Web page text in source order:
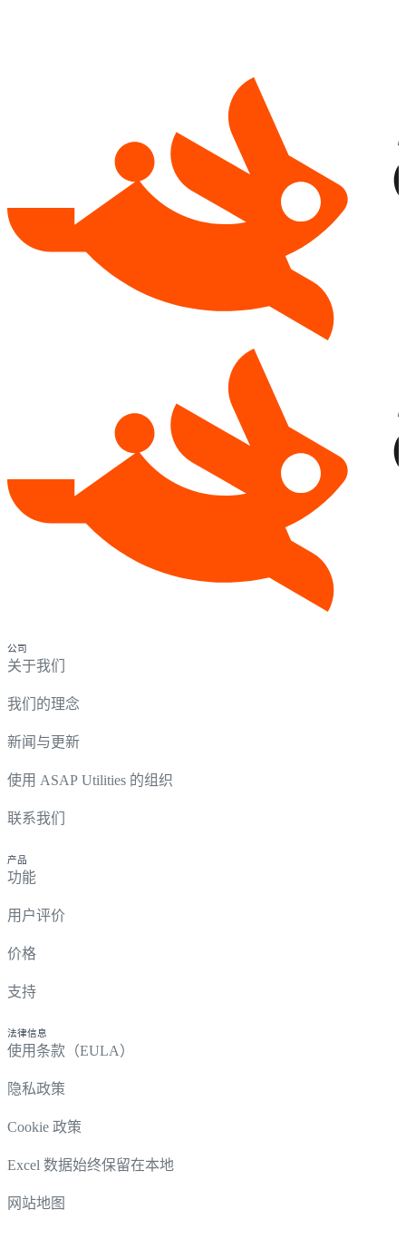
公司
关于我们
我们的理念
新闻与更新
使用 ASAP Utilities 的组织
联系我们
产品
功能
用户评价
价格
支持
法律信息
使用条款（EULA）
隐私政策
Cookie 政策
Excel 数据始终保留在本地
网站地图